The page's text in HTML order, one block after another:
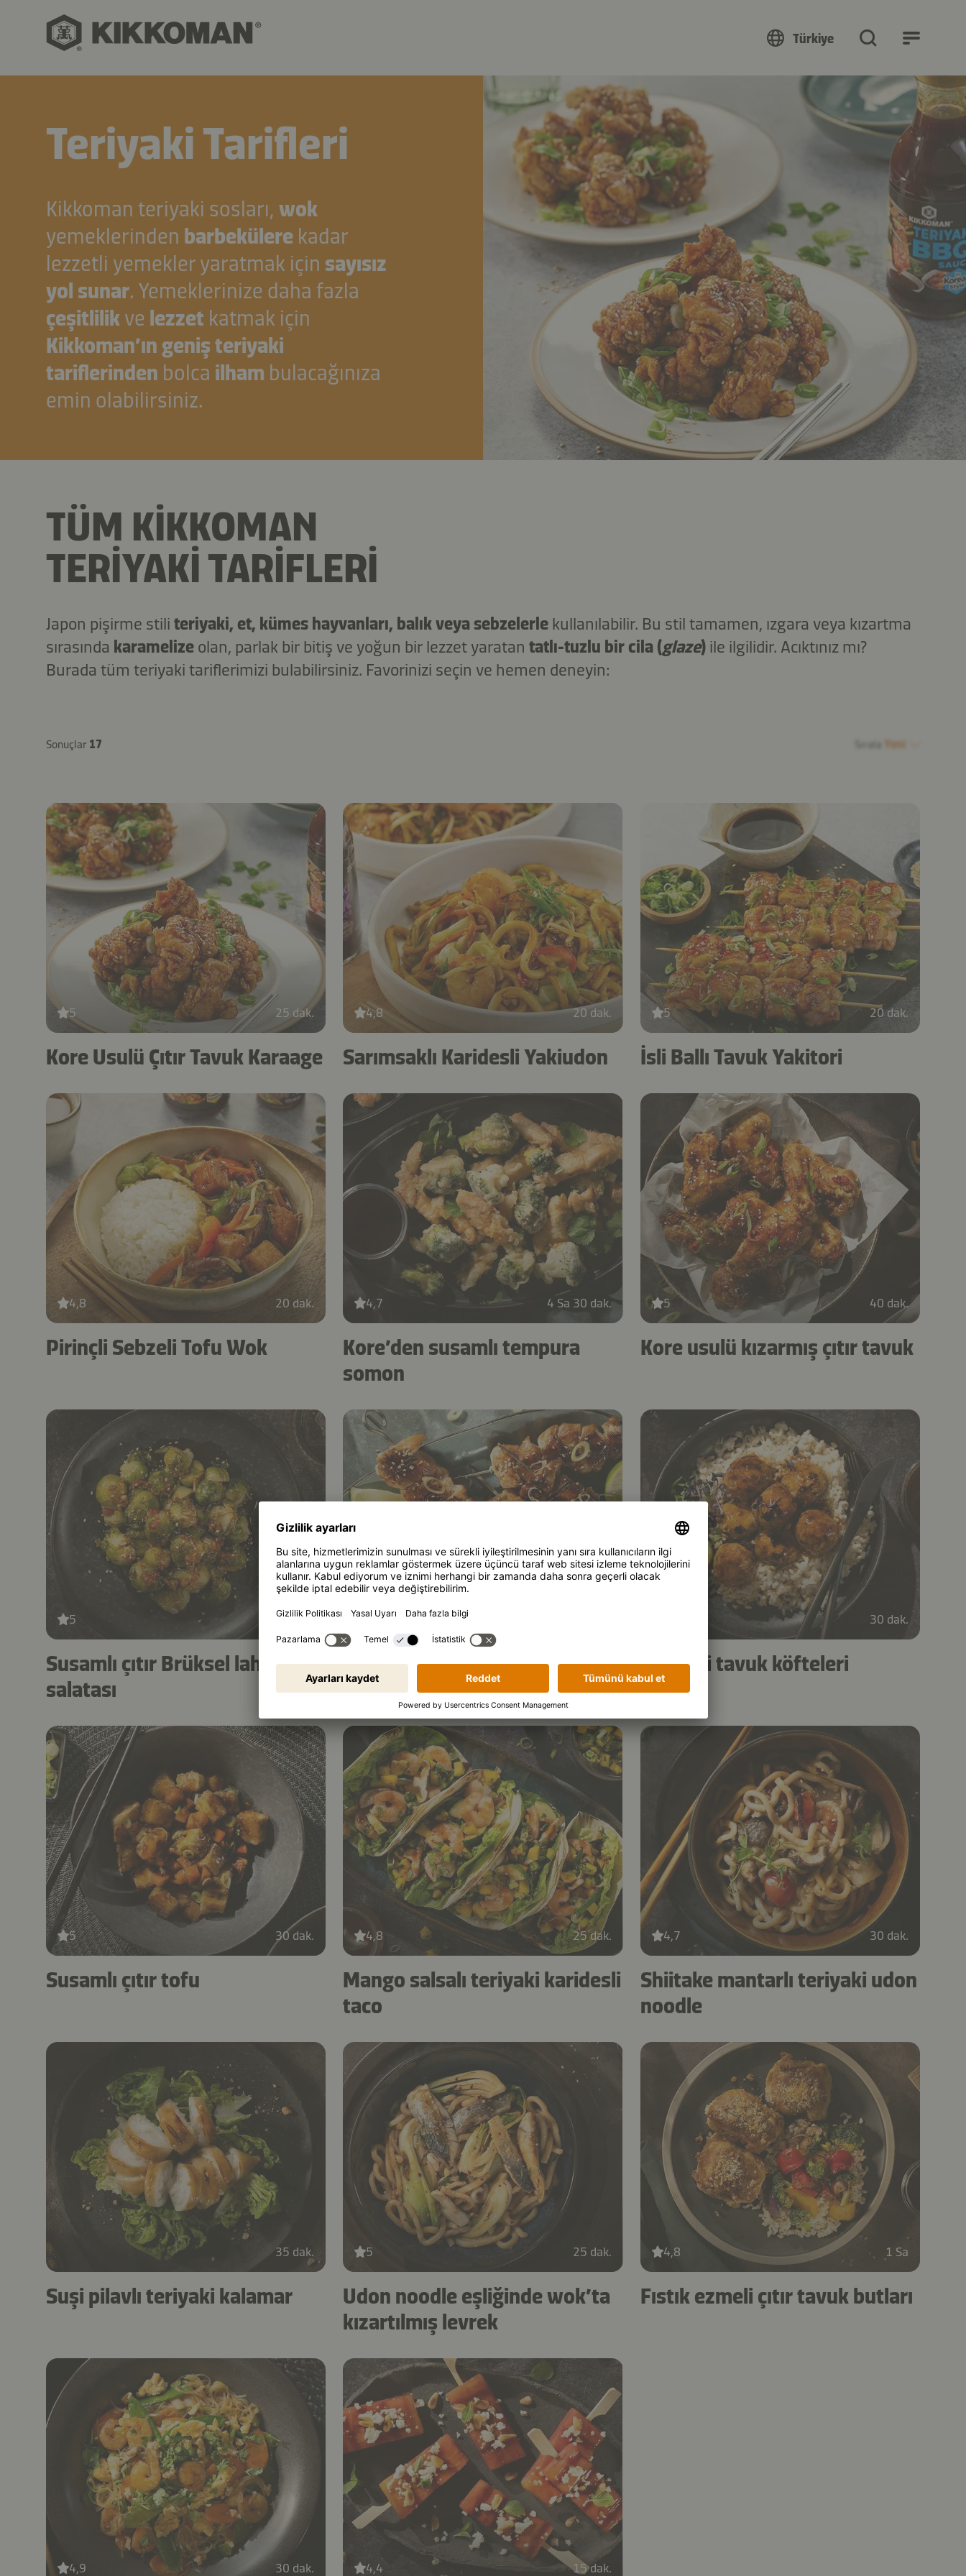
Türkiye
Teriyaki Tarifleri
Kikkoman teriyaki sosları, wok
yemeklerinden barbekülere kadar
lezzetli yemekler yaratmak için sayısız
yol sunar. Yemeklerinize daha fazla
çeşitlilikve lezzet katmak için
Kikkoman’ın geniş teriyaki
tariflerinden bolca ilham bulacağınıza
emin olabilirsiniz.
TÜM KIKKOMAN
TERIYAKI TARIFLERI
Japon pişirme stili teriyaki, et, kümes hayvanları, balık veya sebzelerle kullanılabilir. Bu stil tamamen, ızgara veya kızartma
sırasında karamelize olan, parlak bir bitiş ve yoğun bir lezzet yaratan tatlı-tuzlu bir cila (glaze) ile ilgilidir. Acıktınız mı?
Burada tüm teriyaki tariflerimizi bulabilirsiniz. Favorinizi seçin ve hemen deneyin:
Sonuçlar 17 Yeni
5 25 dak.
Kore Usulü Çıtır Tavuk Karaage
4,8 20 dak.
Sarımsaklı Karidesli Yakiudon
5 20 dak.
İsli Ballı Tavuk Yakitori
4,8 20 dak.
Pirinçli Sebzeli Tofu Wok
4,7 4 Sa 30 dak.
Kore’den susamlı tempura
somon
5 40 dak.
Kore usulü kızarmış çıtır tavuk
5 30 dak.
Susamlı çıtır Brüksel lahanası
salatası
5
Izgara teriyaki tavuk şişleri
30 dak.
Teriyaki tavuk köfteleri
5 30 dak.
Susamlı çıtır tofu
4,8 25 dak.
Mango salsalı teriyaki karidesli
taco
4,7 30 dak.
Shiitake mantarlı teriyaki udon
noodle
35 dak.
Suşi pilavlı teriyaki kalamar
5 25 dak.
Udon noodle eşliğinde wok’ta
kızartılmış levrek
4,8 1 Sa
Fıstık ezmeli çıtır tavuk butları
4,9 30 dak. 4,4 15 dak.